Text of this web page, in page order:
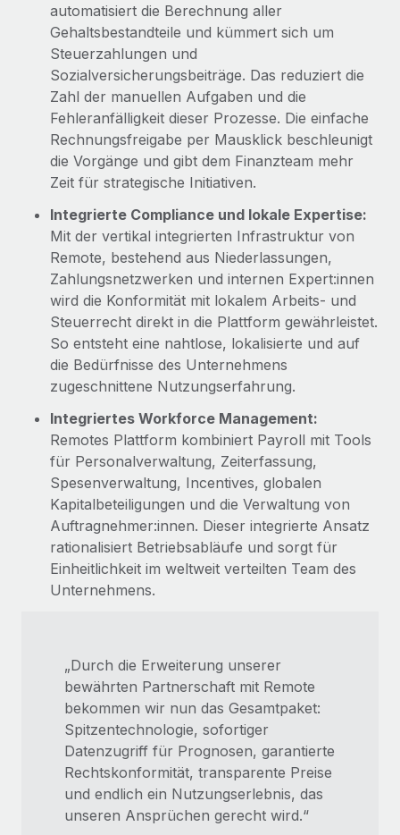
automatisiert die Berechnung aller
Gehaltsbestandteile und kümmert sich um
Steuerzahlungen und
Sozialversicherungsbeiträge. Das reduziert die
Zahl der manuellen Aufgaben und die
Fehleranfälligkeit dieser Prozesse. Die einfache
Rechnungsfreigabe per Mausklick beschleunigt
die Vorgänge und gibt dem Finanzteam mehr
Zeit für strategische Initiativen.
Integrierte Compliance und lokale Expertise:
Mit der vertikal integrierten Infrastruktur von
Remote, bestehend aus Niederlassungen,
Zahlungsnetzwerken und internen Expert:innen
wird die Konformität mit lokalem Arbeits- und
Steuerrecht direkt in die Plattform gewährleistet.
So entsteht eine nahtlose, lokalisierte und auf
die Bedürfnisse des Unternehmens
zugeschnittene Nutzungserfahrung.
Integriertes Workforce Management:
Remotes Plattform kombiniert Payroll mit Tools
für Personalverwaltung, Zeiterfassung,
Spesenverwaltung, Incentives, globalen
Kapitalbeteiligungen und die Verwaltung von
Auftragnehmer:innen. Dieser integrierte Ansatz
rationalisiert Betriebsabläufe und sorgt für
Einheitlichkeit im weltweit verteilten Team des
Unternehmens.
„Durch die Erweiterung unserer
bewährten Partnerschaft mit Remote
bekommen wir nun das Gesamtpaket:
Spitzentechnologie, sofortiger
Datenzugriff für Prognosen, garantierte
Rechtskonformität, transparente Preise
und endlich ein Nutzungserlebnis, das
unseren Ansprüchen gerecht wird.“